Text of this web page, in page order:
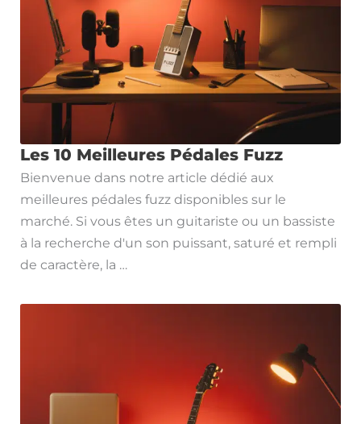
Les 10 Meilleures Pédales Fuzz
Bienvenue dans notre article dédié aux
meilleures pédales fuzz disponibles sur le
marché. Si vous êtes un guitariste ou un bassiste
à la recherche d'un son puissant, saturé et rempli
de caractère, la …